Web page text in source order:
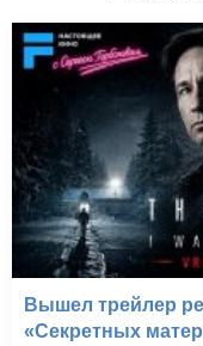
Вышел трейлер
«Секретных